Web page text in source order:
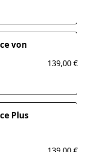
von
139,00 €
Plus